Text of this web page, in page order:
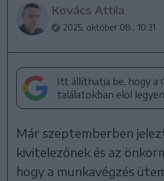
Kovács Attila
2025. október 08., 10:31
Itt állíthatja be, hogy a
találatokban elöl
Már szeptemberben
kivitelezőnek és az
hogy a munkavégzés